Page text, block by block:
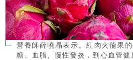
營養師薛曉晶表示。紅肉火龍果
糖、血脂、慢性發炎，到心血管